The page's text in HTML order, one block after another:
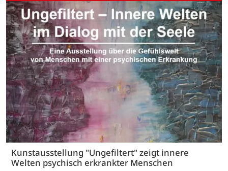
Kunstausstellung "Ungefiltert" zeigt innere
Welten psychisch erkrankter Menschen